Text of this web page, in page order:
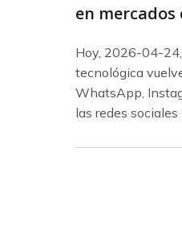
en mercados
Hoy, 2026-04-
tecnológica
WhatsApp,
las redes